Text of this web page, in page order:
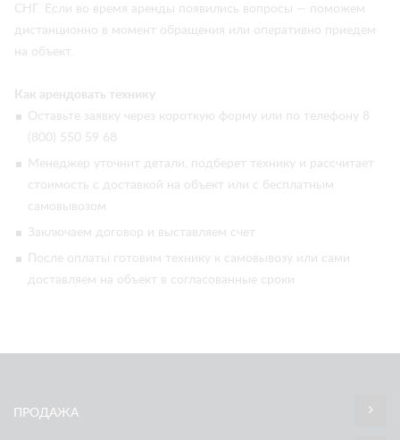
СНГ. Если во время аренды появились вопросы — поможем
дистанционно в момент обращения или оперативно приедем
на объект.
Как арендовать технику
Оставьте заявку через короткую форму или по телефону 8
(800) 550 59 68
Менеджер уточнит детали, подберет технику и рассчитает
стоимость с доставкой на объект или с бесплатным
самовывозом
Заключаем договор и выставляем счет
После оплаты готовим технику к самовывозу или сами
доставляем на объект в согласованные сроки
ПРОДАЖА